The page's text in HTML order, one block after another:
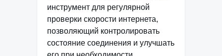
инструмент для регулярной
проверки скорости интернета,
позволяющий контролировать
состояние соединения и улучшать